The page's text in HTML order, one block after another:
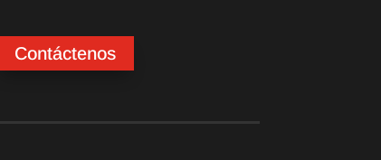
Contáctenos